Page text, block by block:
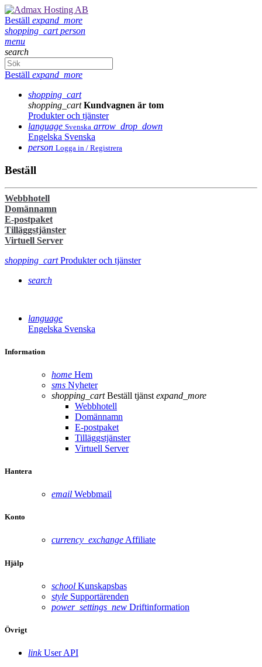
Beställ expand_more
shopping_cart person
menu
search
Beställ expand_more
shopping_cart
shopping_cart Kundvagnen är tom
Produkter och tjänster
language Svenska arrow_drop_down
Engelska Svenska
person Logga in / Registrera
Beställ
Webbhotell
Domännamn
E-postpaket
Tilläggstjänster
Virtuell Server
shopping_cartProdukter och tjänster
search
language
Engelska Svenska
Information
home Hem
sms Nyheter
shopping_cart Beställ tjänst expand_more
Webbhotell
Domännamn
E-postpaket
Tilläggstjänster
Virtuell Server
Hantera
email Webbmail
Konto
currency_exchangeAffiliate
Hjälp
school Kunskapsbas
style Supportärenden
power_settings_new Driftinformation
Övrigt
link User API